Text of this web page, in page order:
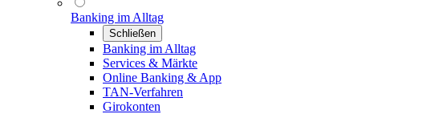
Banking im Alltag
Schließen
Banking im Alltag
Services & Märkte
Online Banking & App
TAN-Verfahren
Girokonten